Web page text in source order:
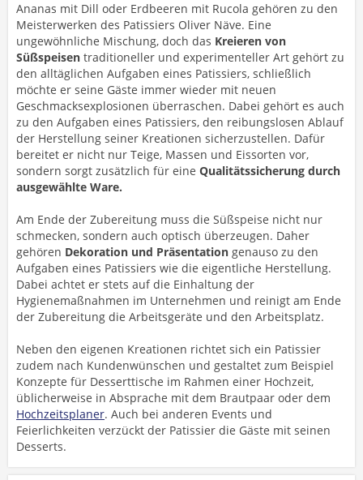
Ananas mit Dill oder Erdbeeren mit Rucola gehören zu den
Meisterwerken des Patissiers Oliver Näve. Eine
ungewöhnliche Mischung, doch das Kreieren von
Süßspeisen traditioneller und experimenteller Art gehört zu
den alltäglichen Aufgaben eines Patissiers, schließlich
möchte er seine Gäste immer wieder mit neuen
Geschmacksexplosionen überraschen. Dabei gehört es auch
zu den Aufgaben eines Patissiers, den reibungslosen Ablauf
der Herstellung seiner Kreationen sicherzustellen. Dafür
bereitet er nicht nur Teige, Massen und Eissorten vor,
sondern sorgt zusätzlich für eine Qualitätssicherung durch
ausgewählte Ware.
Am Ende der Zubereitung muss die Süßspeise nicht nur
schmecken, sondern auch optisch überzeugen. Daher
gehören Dekoration und Präsentation genauso zu den
Aufgaben eines Patissiers wie die eigentliche Herstellung.
Dabei achtet er stets auf die Einhaltung der
Hygienemaßnahmen im Unternehmen und reinigt am Ende
der Zubereitung die Arbeitsgeräte und den Arbeitsplatz.
Neben den eigenen Kreationen richtet sich ein Patissier
zudem nach Kundenwünschen und gestaltet zum Beispiel
Konzepte für Desserttische im Rahmen einer Hochzeit,
üblicherweise in Absprache mit dem Brautpaar oder dem
Hochzeitsplaner. Auch bei anderen Events und
Feierlichkeiten verzückt der Patissier die Gäste mit seinen
Desserts.